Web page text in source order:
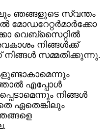
ഞങ്ങളുടെ സ്വന്തം
മോഡറേറ്റർമാർക്കോ
വെബ്‌സൈറ്റിൽ
നിങ്ങൾക്ക്
നിങ്ങൾ സമ്മതിക്കുന്നു.
എപ്പോൾ
നിങ്ങൾ
ഏതെങ്കിലും